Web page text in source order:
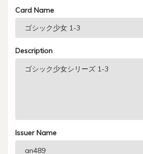
Card Name
Description
Issuer Name